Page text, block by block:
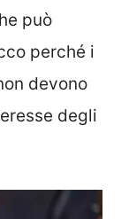
può
perché i
devono
degli